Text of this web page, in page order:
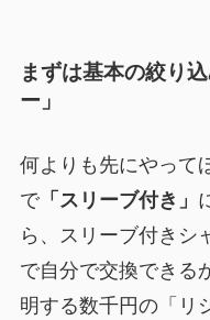
まずは基本の絞り
ー」
何よりも先にやって
で「スリーブ付き」
ら、スリーブ付きシ
で自分で交換できる
明する数千円の「リ